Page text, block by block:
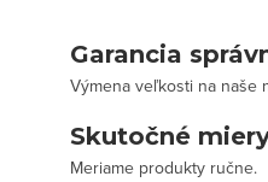
Garancia
Výmena veľkosti na naše
Skutočné
Meriame produkty ručne.